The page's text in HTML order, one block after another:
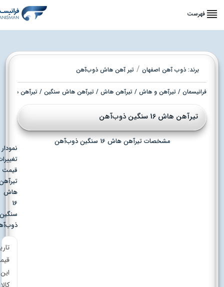
فهرست
ذوب آهن اصفهان/تیر آهن هاش ذوب‌آهن
فرانیسمان/تیرآهن و هاش /تیرآهن هاش /تیرآهن هاش سنگین/ تیرآهن هاش 16 سنگین ذوب‌آهن
تیرآهن هاش 16 سنگین ذوب‌آهن
مشخصات تیرآهن هاش 16 سنگین ذوب‌آهن
نمودار
تغییرات
قیمت
تیرآهن
هاش
سنگین
ذوب‌آهن
تاریخچه
قیمت